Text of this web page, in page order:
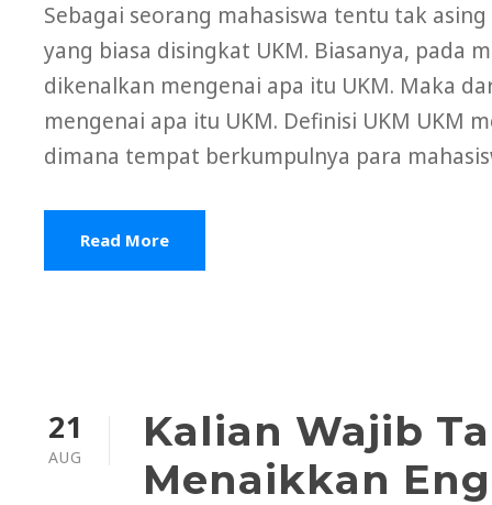
Sebagai seorang mahasiswa tentu tak
yang biasa disingkat UKM. Biasanya, pada
dikenalkan mengenai apa itu UKM. Maka
mengenai apa itu UKM. Definisi UKM UKM
dimana tempat berkumpulnya para
Read More
21
AUG
Kalian Wajib
Menaikkan